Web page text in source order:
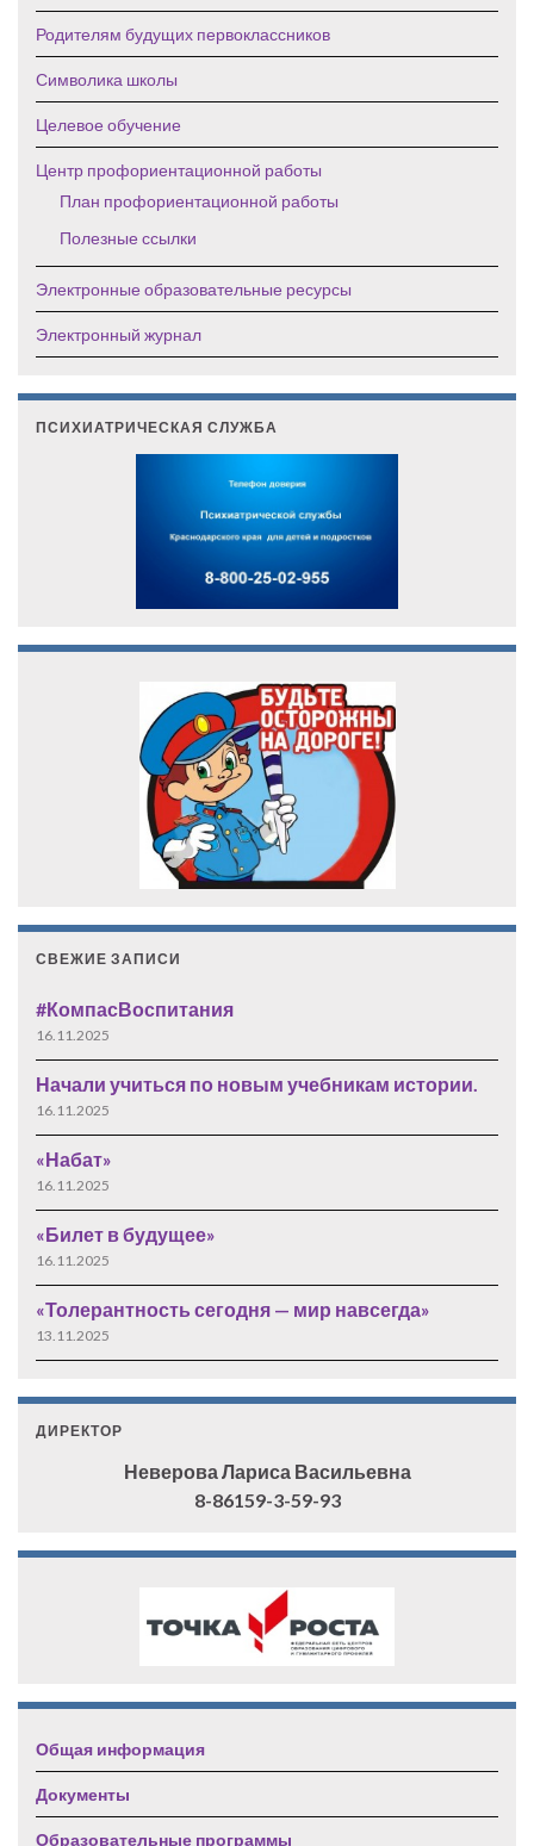
Родителям будущих первоклассников
Символика школы
Целевое обучение
Центр профориентационной работы
План профориентационной работы
Полезные ссылки
Электронные образовательные ресурсы
Электронный журнал
ПСИХИАТРИЧЕСКАЯ СЛУЖБА
СВЕЖИЕ ЗАПИСИ
#КомпасВоспитания
16.11.2025
Начали учиться по новым учебникам истории.
16.11.2025
«Набат»
16.11.2025
«Билет в будущее»
16.11.2025
«Толерантность сегодня — мир навсегда»
13.11.2025
ДИРЕКТОР
Неверова Лариса Васильевна
8-86159-3-59-93
Общая информация
Документы
Образовательные программы